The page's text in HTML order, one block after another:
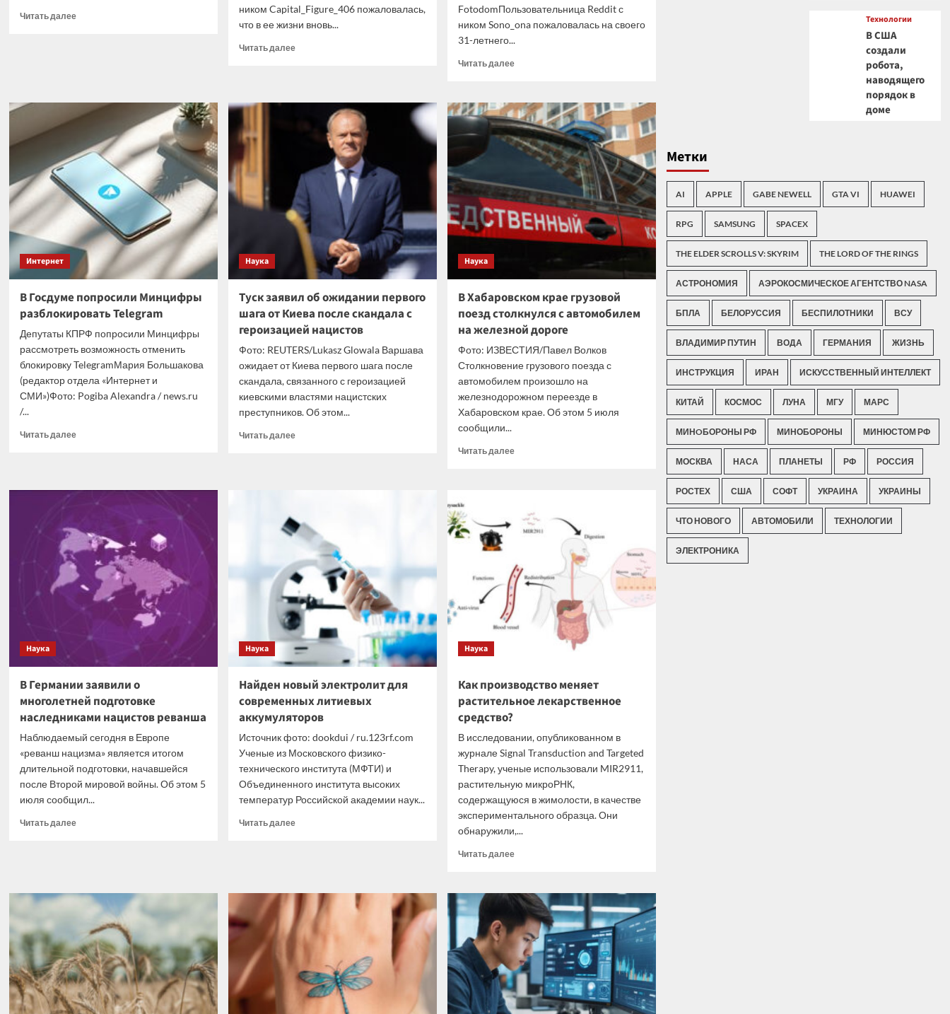
Читать далееПрочитать
новой
ником Capital_Figure_406 пожаловалась,
что в ее жизни вновь...
Читать далееПрочитать
внезапно
атаковал
невесту
звонками
из
неожиданного
места
FotodomПользовательница Reddit с
ником Sono_ona пожаловалась на своего
31-летнего...
Читать далееПрочитать
Туалетная
привычка
парня
заставила
его
девушку
о
расставании
с
ним
Интернет
В Госдуме попросили Минцифры
разблокировать Telegram
Депутаты КПРФ попросили Минцифры
рассмотреть возможность отменить
блокировку TelegramМария Большакова
(редактор отдела «Интернет и
СМИ»)Фото: Pogiba Alexandra / news.ru
/...
Читать далееПрочитать
попросили
разблокировать
Telegram
Наука
Туск заявил об ожидании первого
шага от Киева после скандала с
героизацией нацистов
Фото: REUTERS/Lukasz Glowala Варшава
ожидает от Киева первого шага после
скандала, связанного с героизацией
киевскими властями нацистских
преступников. Об этом...
Читать далееПрочитать
первого
шага
Киева
после
скандала
с
героизацией
нацистов
Наука
В Хабаровском крае грузовой
поезд столкнулся с автомобилем
на железной дороге
Фото: ИЗВЕСТИЯ/Павел Волков
Столкновение грузового поезда с
автомобилем произошло на
железнодорожном переезде в
Хабаровском крае. Об этом 5 июля
сообщили...
Читать далееПрочитать
крае
грузовой
столкнулся
с
автомобилем
на
железной
дороге
Наука
В Германии заявили о
многолетней подготовке
наследниками нацистов реванша
Наблюдаемый сегодня в Европе
«реванш нацизма» является итогом
длительной подготовки, начавшейся
после Второй мировой войны. Об этом 5
июля сообщил...
Читать далееПрочитать
многолетней
подготовке
наследниками
нацистов
реванша
Наука
Найден новый электролит для
современных литиевых
аккумуляторов
Источник фото: dookdui / ru.123rf.com
Ученые из Московского физико-
технического института (МФТИ) и
Объединенного института высоких
температур Российской академии наук...
Читать далееПрочитать
современных
литиевых
аккумуляторов
Наука
Как производство меняет
растительное лекарственное
средство?
В исследовании, опубликованном в
журнале Signal Transduction and Targeted
Therapy, ученые использовали MIR2911,
растительную микроРНК,
содержащуюся в жимолости, в качестве
экспериментального образца. Они
обнаружили,...
Читать далееПрочитать
Как
производство
меняет
растительное
лекарственное
средство?
Технологии
В США
создали
робота,
наводящего
порядок в
доме
Метки
AI APPLE GABE NEWELL GTA VI HUAWEI
RPG SAMSUNG SPACEX
THE ELDER SCROLLS V: SKYRIM THE LORD OF THE RINGS
АСТРОНОМИЯ АЭРОКОСМИЧЕСКОЕ АГЕНТСТВО NASA
БПЛА БЕЛОРУССИЯ БЕСПИЛОТНИКИ ВСУ
ВЛАДИМИР ПУТИН ВОДА ГЕРМАНИЯ ЖИЗНЬ
ИНСТРУКЦИЯ ИРАН ИСКУССТВЕННЫЙ ИНТЕЛЛЕКТ
КИТАЙ КОСМОС ЛУНА МГУ МАРС
МИНOБОРОНЫ РФ МИНОБОРОНЫ МИНЮСТОМ РФ
МОСКВА НАСА ПЛАНЕТЫ РФ РОССИЯ
РОСТЕХ США СОФТ УКРАИНА УКРАИНЫ
ЧТО НОВОГО АВТОМОБИЛИ ТЕХНОЛОГИИ
ЭЛЕКТРОНИКА